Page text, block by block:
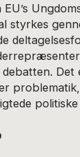
styrkes